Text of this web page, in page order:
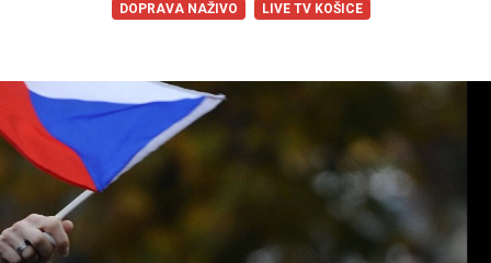
DOPRAVA NAŽIVO LIVE TV KOŠICE